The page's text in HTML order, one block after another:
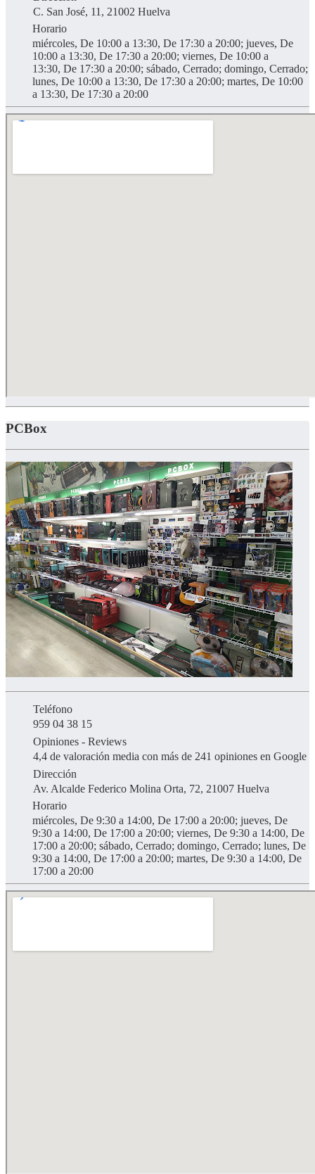
C. San José, 11, 21002 Huelva
Horario
miércoles, De 10:00 a 13:30, De 17:30 a 20:00; jueves, De
10:00 a 13:30, De 17:30 a 20:00; viernes, De 10:00 a
13:30, De 17:30 a 20:00; sábado, Cerrado; domingo, Cerrado;
lunes, De 10:00 a 13:30, De 17:30 a 20:00; martes, De 10:00
a 13:30, De 17:30 a 20:00
PCBox
Teléfono
959 04 38 15
Opiniones - Reviews
4,4 de valoración media con más de 241 opiniones en Google
Dirección
Av. Alcalde Federico Molina Orta, 72, 21007 Huelva
Horario
miércoles, De 9:30 a 14:00, De 17:00 a 20:00; jueves, De
9:30 a 14:00, De 17:00 a 20:00; viernes, De 9:30 a 14:00, De
17:00 a 20:00; sábado, Cerrado; domingo, Cerrado; lunes, De
9:30 a 14:00, De 17:00 a 20:00; martes, De 9:30 a 14:00, De
17:00 a 20:00